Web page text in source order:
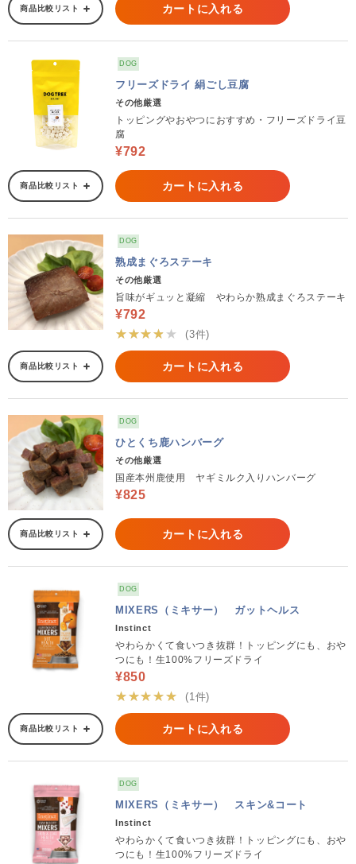
商品比較リスト カートに入れる
DOG
フリーズドライ 絹ごし豆腐
その他厳選
トッピングやおやつにおすすめ・フリーズドライ豆
腐
¥792
商品比較リスト カートに入れる
DOG
熟成まぐろステーキ
その他厳選
旨味がギュッと凝縮 やわらか熟成まぐろステーキ
¥792
★★★★★
(3件)
商品比較リスト カートに入れる
DOG
ひとくち鹿ハンバーグ
その他厳選
国産本州鹿使用 ヤギミルク入りハンバーグ
¥825
商品比較リスト カートに入れる
DOG
MIXERS（ミキサー） ガットヘルス
Instinct
やわらかくて食いつき抜群！トッピングにも、おや
つにも！生100%フリーズドライ
¥850
★★★★★
(1件)
商品比較リスト カートに入れる
DOG
MIXERS（ミキサー） スキン&コート
Instinct
やわらかくて食いつき抜群！トッピングにも、おや
つにも！生100%フリーズドライ